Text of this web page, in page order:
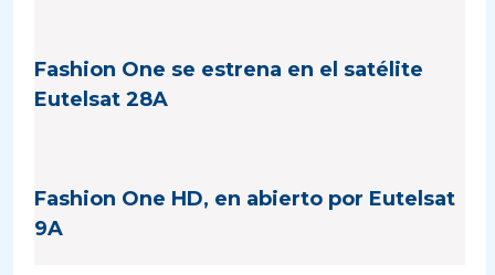
Fashion One se estrena en el satélite
Eutelsat 28A
Fashion One HD, en abierto por Eutelsat
9A